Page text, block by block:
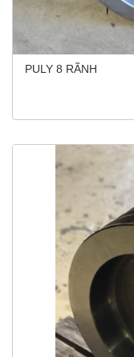
PULY 8 RÃNH